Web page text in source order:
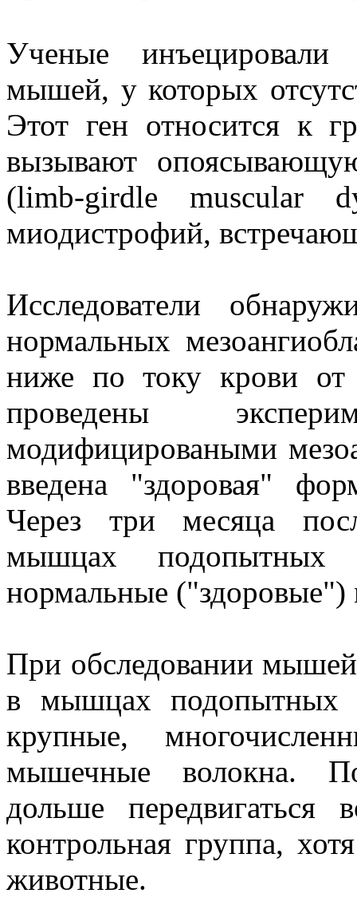
Ученые инъецировали
мышей, у которых
Этот ген относится к
вызывают
(limb-girdle muscular
миодистрофий,
Исследователи
нормальных
ниже по току крови от
проведены
модифицироваными
введена "здоровая"
Через три месяца
мышцах
нормальные ("здоровые")
При обследовании
в мышцах подопытных
крупные,
мышечные волокна.
дольше
контрольная группа,
животные.